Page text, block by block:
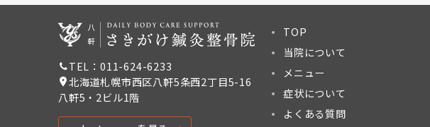
TEL：011-624-6233
北海道札幌市西区八軒5条西2丁目5-16
八軒5・2ビル1階
TOP
当院について
メニュー
症状について
よくある質問